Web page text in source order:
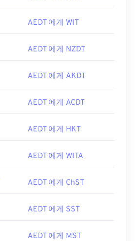
AEDT 에게 WIT
AEDT 에게 NZDT
AEDT 에게 AKDT
AEDT 에게 ACDT
AEDT 에게 HKT
AEDT 에게 WITA
AEDT 에게 ChST
AEDT 에게 SST
AEDT 에게 MST